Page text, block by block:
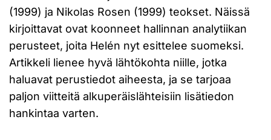
(1999) ja Nikolas Rosen (1999) teokset. Näissä
kirjoittavat ovat koonneet hallinnan analytiikan
perusteet, joita Helén nyt esittelee suomeksi.
Artikkeli lienee hyvä lähtökohta niille, jotka
haluavat perustiedot aiheesta, ja se tarjoaa
paljon viitteitä alkuperäislähteisiin lisätiedon
hankintaa varten.